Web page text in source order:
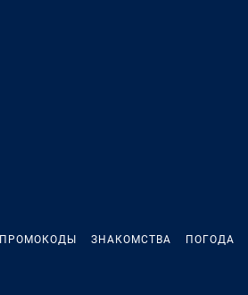
ПРОМОКОДЫ ЗНАКОМСТВА ПОГОДА